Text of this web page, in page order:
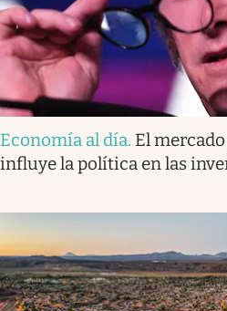
Economía al día. El
influye la política en las